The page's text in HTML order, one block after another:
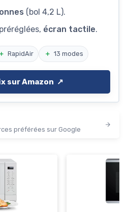
(bol 4,2 L).
écran tactile.
＋ RapidAir ＋ 13 modes
sur Amazon ↗️
préférées sur Google